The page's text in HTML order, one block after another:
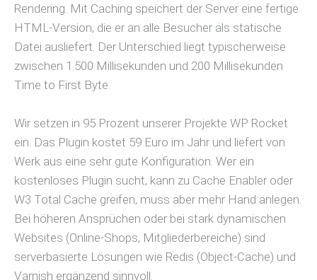
Rendering. Mit Caching speichert der Server eine fertige
HTML-Version, die er an alle Besucher als statische
Datei ausliefert. Der Unterschied liegt typischerweise
zwischen 1.500 Millisekunden und 200 Millisekunden
Time to First Byte.
Wir setzen in 95 Prozent unserer Projekte WP Rocket
ein. Das Plugin kostet 59 Euro im Jahr und liefert von
Werk aus eine sehr gute Konfiguration. Wer ein
kostenloses Plugin sucht, kann zu Cache Enabler oder
W3 Total Cache greifen, muss aber mehr Hand anlegen.
Bei höheren Ansprüchen oder bei stark dynamischen
Websites (Online-Shops, Mitgliederbereiche) sind
serverbasierte Lösungen wie Redis (Object-Cache) und
Varnish ergänzend sinnvoll.